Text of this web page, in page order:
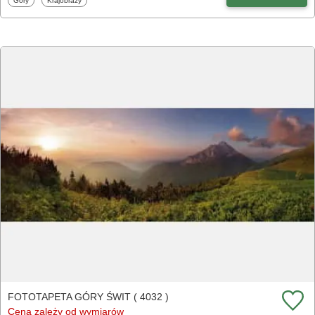
FOTOTAPETA GÓRY ŚWIT ( 4032 )
Cena zależy od wymiarów